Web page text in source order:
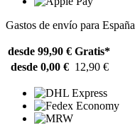
Gastos de envío para España
desde 99,90 € Gratis*
desde 0,00 € 12,90 €